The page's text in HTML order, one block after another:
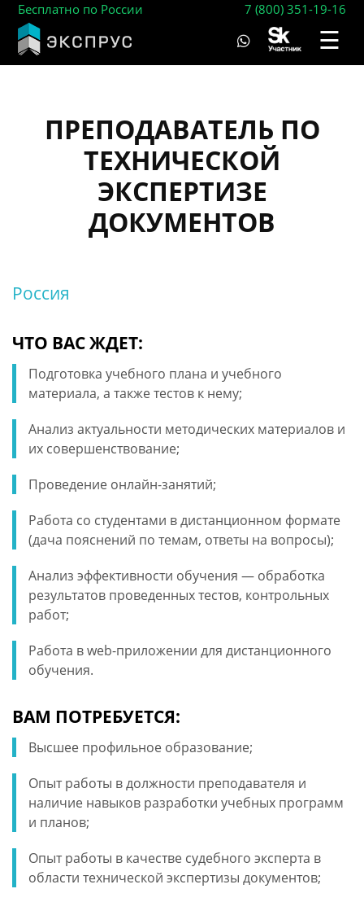
Бесплатно по России 7 (800) 351-19-16
☰
ПРЕПОДАВАТЕЛЬ ПО
ТЕХНИЧЕСКОЙ
ЭКСПЕРТИЗЕ
ДОКУМЕНТОВ
Россия
ЧТО ВАС ЖДЕТ:
Подготовка учебного плана и учебного
материала, а также тестов к нему;
Анализ актуальности методических материалов и
их совершенствование;
Проведение онлайн-занятий;
Работа со студентами в дистанционном формате
(дача пояснений по темам, ответы на вопросы);
Анализ эффективности обучения — обработка
результатов проведенных тестов, контрольных
работ;
Работа в web-приложении для дистанционного
обучения.
ВАМ ПОТРЕБУЕТСЯ:
Высшее профильное образование;
Опыт работы в должности преподавателя и
наличие навыков разработки учебных программ
и планов;
Опыт работы в качестве судебного эксперта в
области технической экспертизы документов;